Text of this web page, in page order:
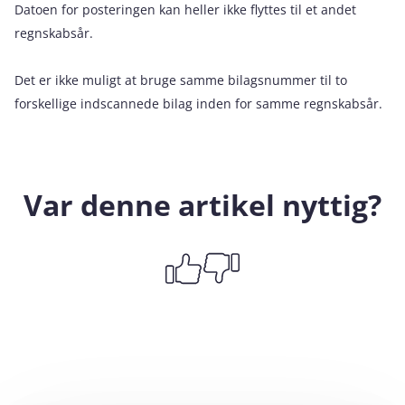
Datoen for posteringen kan heller ikke flyttes til et andet
regnskabsår.
Det er ikke muligt at bruge samme bilagsnummer til to
forskellige indscannede bilag inden for samme regnskabsår.
Var denne artikel nyttig?